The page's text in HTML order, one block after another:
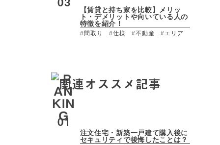
【賃貸と持ち家を比較】メリッ
ト・デメリットや向いている人の
特徴を紹介！
#間取り #仕様 #不動産 #エリア
関連オススメ記事
注文住宅・新築一戸建て購入後に
セキュリティで後悔したことは？